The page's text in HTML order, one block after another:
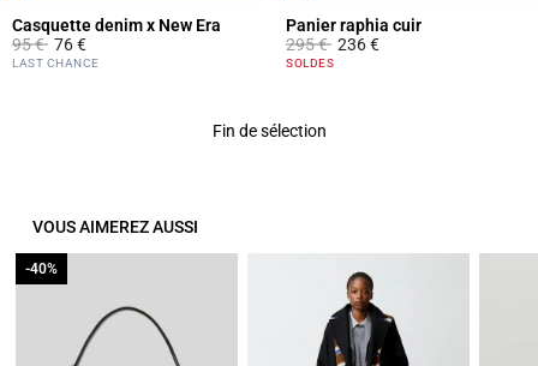
Casquette denim x New Era
Prix réduit à partir de
95 €à76 €
5 out of 5 Customer Rating
LAST CHANCE
Panier raphia cuir
Prix réduit à partir de
295 €à236 €
4,2 out of 5 Customer Rating
SOLDES
Fin de sélection
VOUS AIMEREZ AUSSI
-40%
-40%